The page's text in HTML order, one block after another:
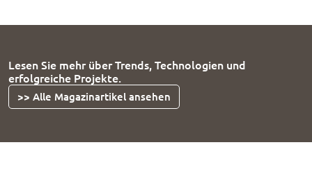
Lesen Sie mehr über Trends, Technologien und
erfolgreiche Projekte.
>> Alle Magazinartikel ansehen